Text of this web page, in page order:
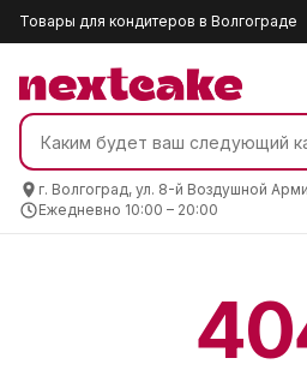
Товары для кондитеров в Волгограде
г. Волгоград, ул. 8-й Воздушной
Ежедневно 10:00 – 20:00